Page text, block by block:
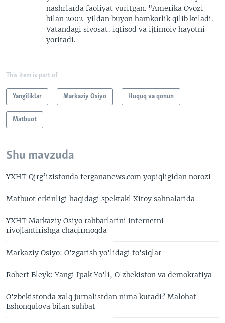
nashrlarda faoliyat yuritgan. "Amerika Ovozi
bilan 2002-yildan buyon hamkorlik qilib keladi.
Vatandagi siyosat, iqtisod va ijtimoiy hayotni
yoritadi.
This item is part of
Yangiliklar Markaziy Osiyo Huquq va qonun
Matbuot
Shu mavzuda
YXHT Qirg’izistonda fergananews.com yopiqligidan norozi
Matbuot erkinligi haqidagi spektakl Xitoy sahnalarida
YXHT Markaziy Osiyo rahbarlarini internetni
rivojlantirishga chaqirmoqda
Markaziy Osiyo: O'zgarish yo'lidagi to'siqlar
Robert Bleyk: Yangi Ipak Yo'li, O'zbekiston va demokratiya
O'zbekistonda xalq jurnalistdan nima kutadi? Malohat
Eshonqulova bilan suhbat